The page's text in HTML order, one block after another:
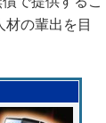
の輩出を目